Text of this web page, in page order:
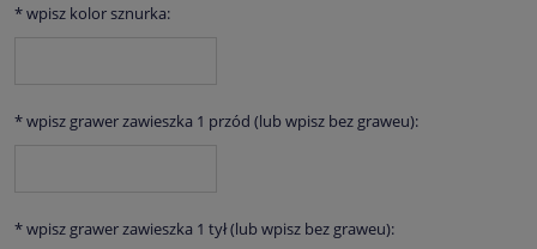
*wpisz kolor sznurka:
*wpisz grawer zawieszka 1 przód (lub wpisz bez graweu):
*wpisz grawer zawieszka 1 tył (lub wpisz bez graweu):